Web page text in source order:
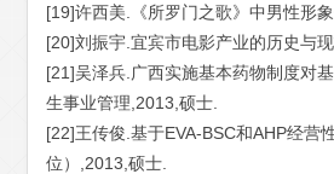
[19]许西美.《所罗门之歌》中男性形
[20]刘振宇.宜宾市电影产业的历史与
[21]吴泽兵.广西实施基本药物制度对
生事业管理,2013,硕士.
[22]王传俊.基于EVA-BSC和AHP经营
位）,2013,硕士.